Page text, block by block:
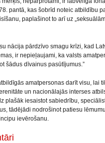
pantā, kas šobrīd noteic atbildību
paplašinot to arī uz
nācija pārdzīvo smagu krīzi, kad
ir nepieļaujami, ka valsts
šādus dīvainus pasūtījumus.”
amatpersonas darīt visu, lai
un nacionālajās interses
plašāk iesaistot sabiedrību,
tādējādi nodrošinot patiesu
ievērošanu.